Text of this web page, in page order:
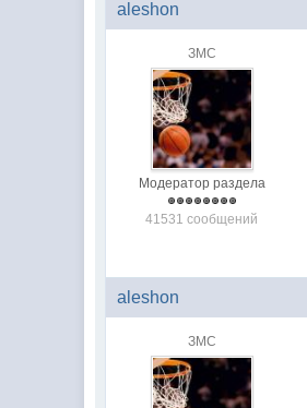
aleshon
ЗМС
Модератор раздела
41531 сообщений
aleshon
ЗМС